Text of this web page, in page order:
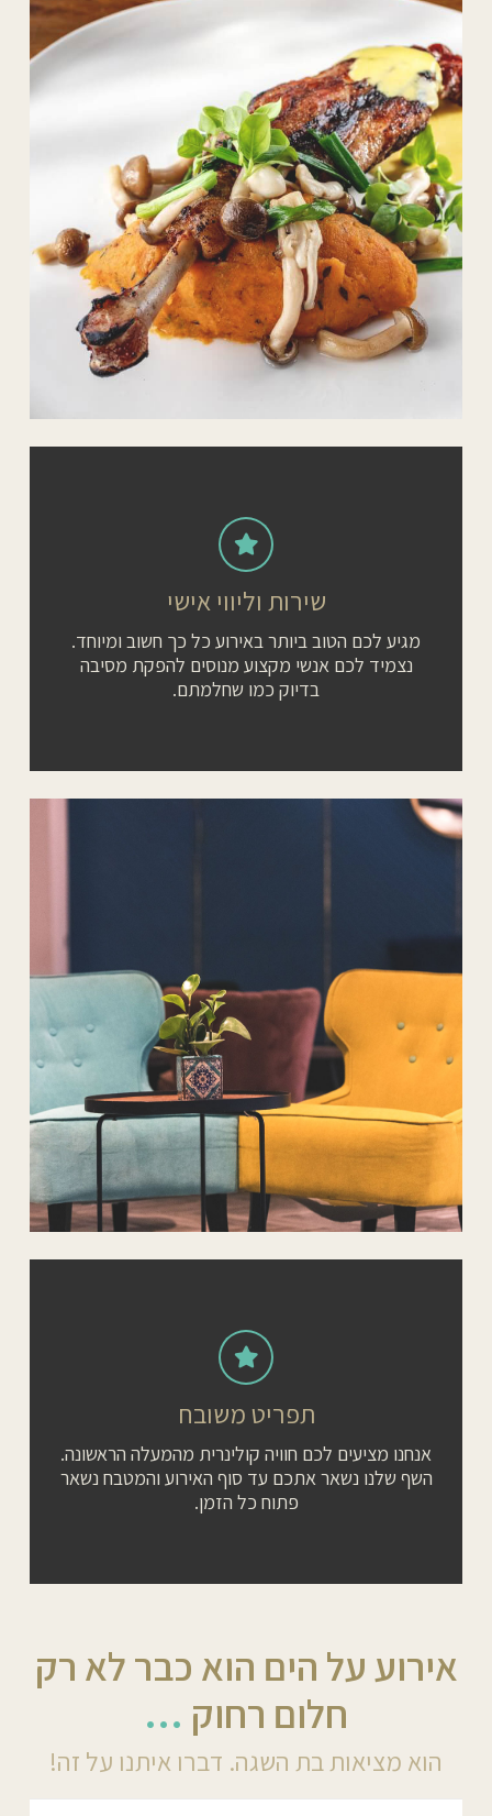
שירות וליווי אישי
מגיע לכם הטוב ביותר באירוע כל כך חשוב ומיוחד.
נצמיד לכם אנשי מקצוע מנוסים להפקת מסיבה
בדיוק כמו שחלמתם.
תפריט משובח
אנחנו מציעים לכם חוויה קולינרית מהמעלה הראשונה.
השף שלנו נשאר אתכם עד סוף האירוע והמטבח נשאר
פתוח כל הזמן.
אירוע על הים הוא כבר לא רק
חלום רחוק …
הוא מציאות בת השגה. דברו איתנו על זה!